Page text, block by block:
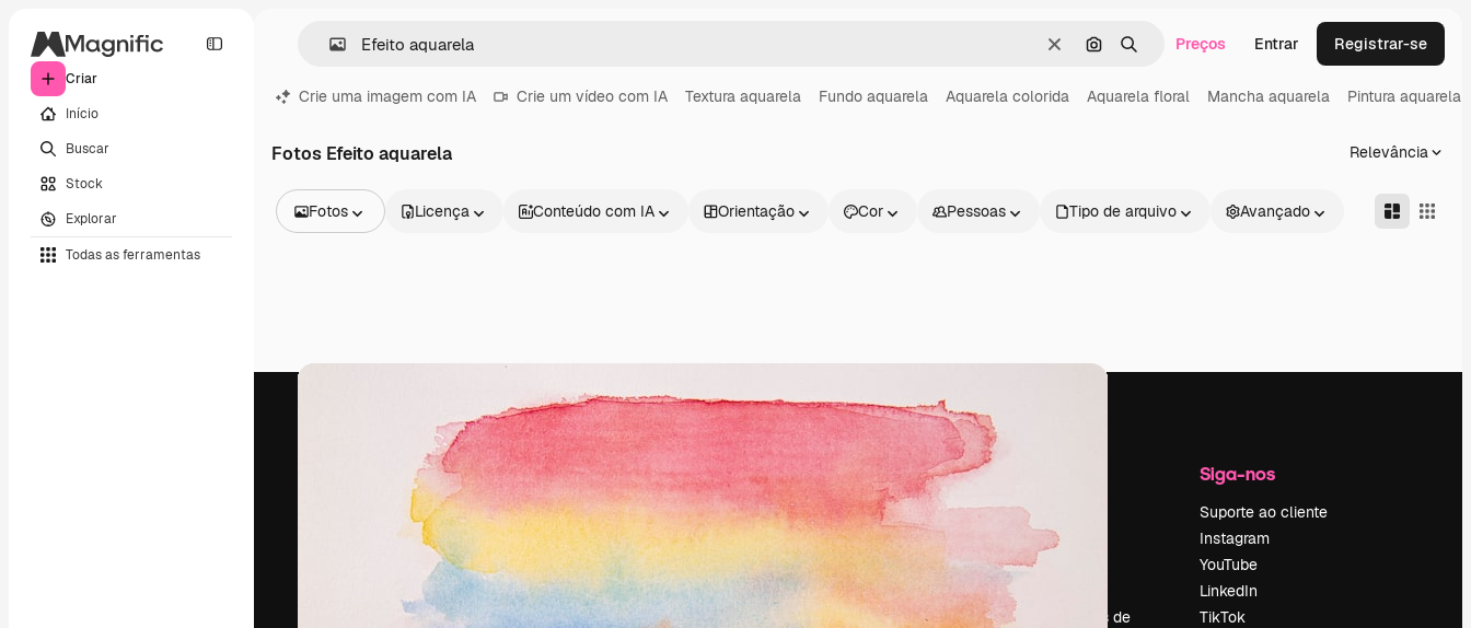
Criar
Início
Buscar
Stock
Explorar
Todas as ferramentas
LimparPesquisar por imagem
BuscarPreços Entrar Registrar-se
Crie uma imagem com IA Crie um vídeo com IA Textura aquarela Fundo aquarela Aquarela colorida Aquarela floral Mancha aquarela Pintura aquarela
Fotos Efeito aquarela Relevância
Fotos
Vídeos
Licença Conteúdo com IA Orientação Cor Pessoas Tipo de arquivo Avançado
A plataforma criativa para você direcionar
seu melhor trabalho. Mais de 1 milhão de
assinantes entre criativos, empresas,
agências e estúdios.
Português
Produtos
Spaces
Assistente de IA
Gerador de
imagens
Gerador de vídeos
Começar
Academy
Documentação
Termos e
condições
Preços
Sobre nós
Reviews
Tendências de
Siga-nos
Suporte ao cliente
Instagram
YouTube
LinkedIn
TikTok